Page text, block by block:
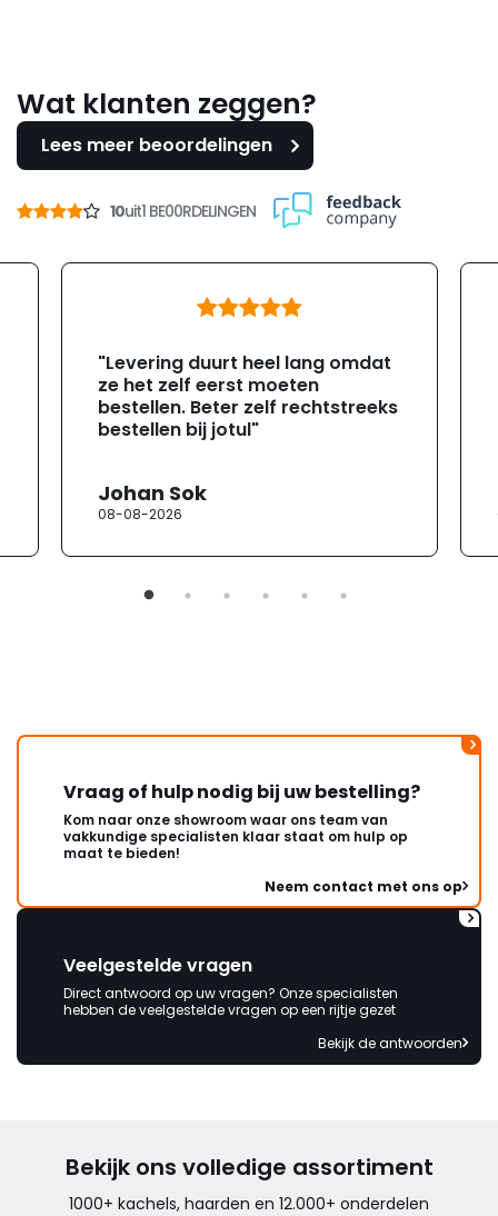
Wat klanten zeggen?
Lees meer beoordelingen
10uit1 BE00RDELINGEN
"Levering duurt heel lang omdat
ze het zelf eerst moeten
bestellen. Beter zelf rechtstreeks
bestellen bij jotul"
Johan Sok
08-08-2026
Vraag of hulp nodig bij uw bestelling?
Kom naar onze showroom waar ons team van
vakkundige specialisten klaar staat om hulp op
maat te bieden!
Neem contact met ons op
Veelgestelde vragen
Direct antwoord op uw vragen? Onze specialisten
hebben de veelgestelde vragen op een rijtje gezet
Bekijk de antwoorden
Bekijk ons volledige assortiment
1000+ kachels, haarden en 12.000+ onderdelen